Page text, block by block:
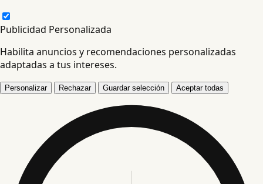
Publicidad Personalizada
Habilita anuncios y recomendaciones personalizadas
adaptadas a tus intereses.
Personalizar Rechazar Guardar selección Aceptar todas